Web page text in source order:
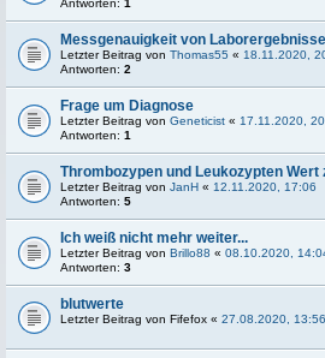
Antworten: 1
Messgenauigkeit von
Letzter Beitrag von Thomas55 « 18.11.2020,
Antworten: 2
Frage um Diagnose
Letzter Beitrag von Geneticist « 17.11.2020,
Antworten: 1
Thrombozypen und Leukozypten Wert
Letzter Beitrag von JanH « 12.11.2020, 17:06
Antworten: 5
Ich weiß nicht mehr weiter...
Letzter Beitrag von Brillo88 « 08.10.2020,
Antworten: 3
blutwerte
Letzter Beitrag von Fifefox « 27.08.2020, 13:56